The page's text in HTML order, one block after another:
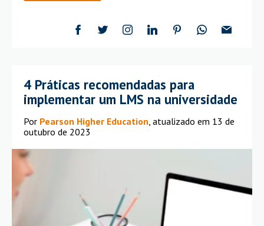
4 Práticas recomendadas para
implementar um LMS na universidade
Por Pearson Higher Education , atualizado em 13 de
outubro de 2023